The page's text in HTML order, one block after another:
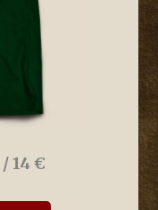
/ 14 €